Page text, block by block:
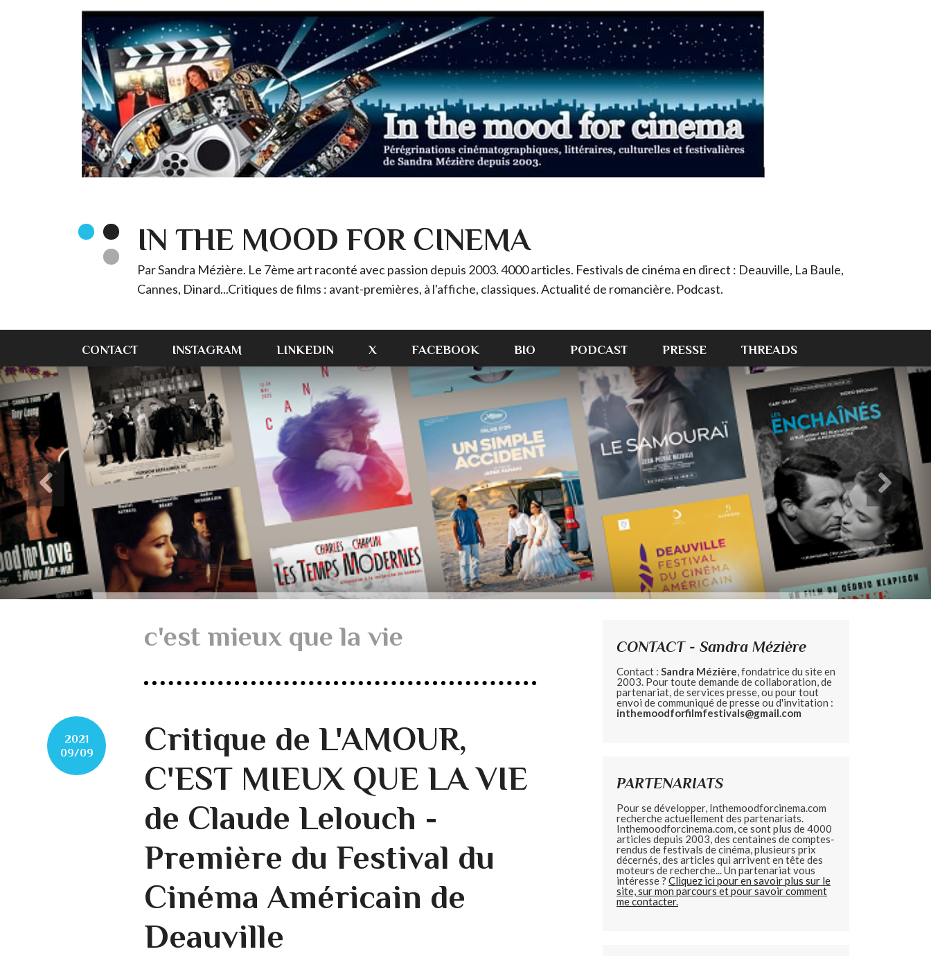
IN THE MOOD FOR CINEMA
Par Sandra Mézière. Le 7ème art raconté avec passion depuis 2003. 4000 articles. Festivals de cinéma en direct : Deauville, La Baule,
Cannes, Dinard...Critiques de films : avant-premières, à l'affiche, classiques. Actualité de romancière. Podcast.
CONTACT INSTAGRAM LINKEDIN X FACEBOOK BIO PODCAST PRESSE THREADS
c'est mieux que la vie
2021
09/09
Critique de L'AMOUR,
C'EST MIEUX QUE LA VIE
de Claude Lelouch -
Première du Festival du
Cinéma Américain de
Deauville
CONTACT - Sandra Mézière
Contact : Sandra Mézière, fondatrice du site en
2003. Pour toute demande de collaboration, de
partenariat, de services presse, ou pour tout
envoi de communiqué de presse ou d'invitation :
inthemoodforfilmfestivals@gmail.com
PARTENARIATS
Pour se développer, Inthemoodforcinema.com
recherche actuellement des partenariats.
Inthemoodforcinema.com, ce sont plus de 4000
articles depuis 2003, des centaines de comptes-
rendus de festivals de cinéma, plusieurs prix
décernés, des articles qui arrivent en tête des
moteurs de recherche... Un partenariat vous
intéresse ? Cliquez ici pour en savoir plus sur le
site, sur mon parcours et pour savoir comment
me contacter.